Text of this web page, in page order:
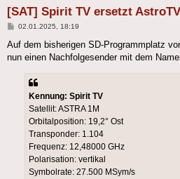
[SAT] Spirit TV ersetzt AstroTV
Beitrag
02.01.2025, 18:19
Auf dem bisherigen SD-Programmplatz
nun einen Nachfolgesender mit dem
Kennung: Spirit TV
Satellit: ASTRA 1M
Orbitalposition: 19,2° Ost
Transponder: 1.104
Frequenz: 12,48000 GHz
Polarisation: vertikal
Symbolrate: 27.500 MSym/s